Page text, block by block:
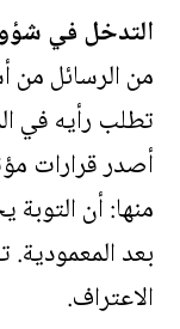
التدخل في
من الرسائل من
تطلب رأيه في
أصدر قرارات
منها: أن
بعد
الاعتراف.